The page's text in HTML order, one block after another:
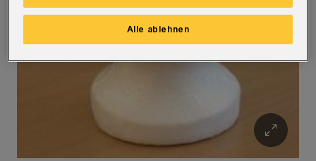
Alle ablehnen